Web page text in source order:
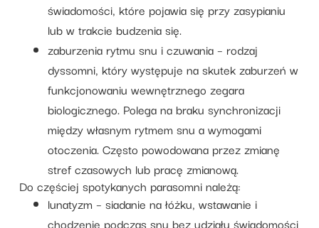
świadomości, które pojawia się przy zasypianiu
lub w trakcie budzenia się.
zaburzenia rytmu snu i czuwania – rodzaj
dyssomni, który występuje na skutek zaburzeń w
funkcjonowaniu wewnętrznego zegara
biologicznego. Polega na braku synchronizacji
między własnym rytmem snu a wymogami
otoczenia. Często powodowana przez zmianę
stref czasowych lub pracę zmianową.
Do częściej spotykanych parasomni należą:
lunatyzm – siadanie na łóżku, wstawanie i
chodzenie podczas snu bez udziału świadomości